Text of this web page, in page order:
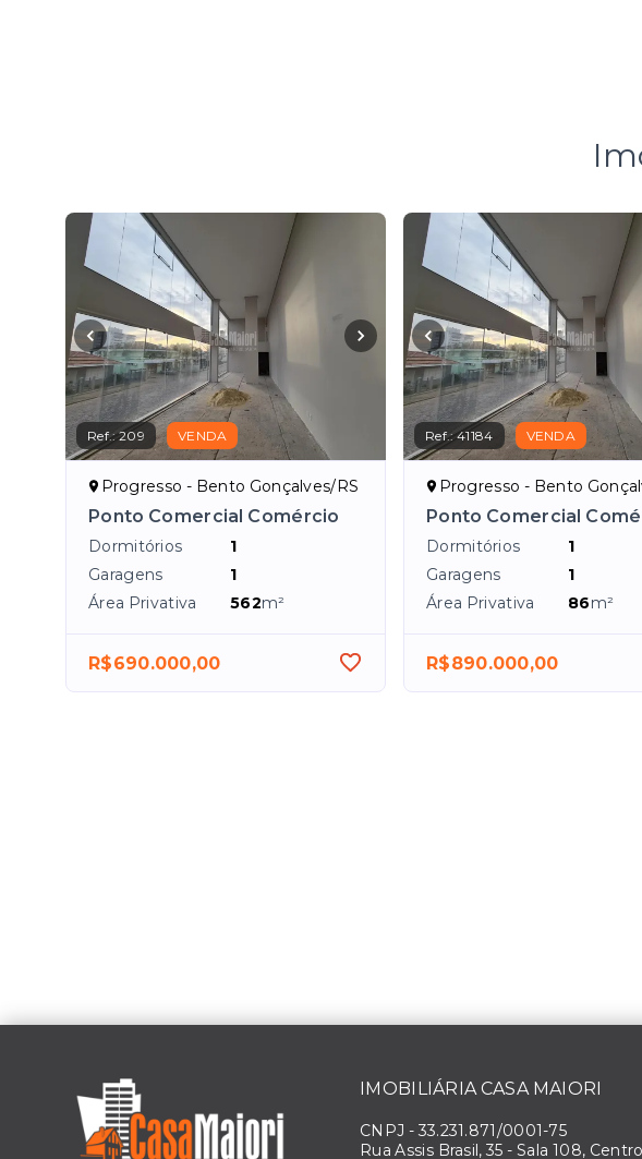
Ref.:209 VENDA
Progresso - Bento Gonçalves/RS
Ponto Comercial Comércio
Dormitórios
1
Garagens
1
Área Privativa
562m²
R$690.000,00
Ref.:41184 VENDA
Progresso - Bento
Ponto Comercial
Dormitórios
1
Garagens
1
Área Privativa
86m²
R$890.000,00
IMOBILIÁRIA CASA MAIORI
CNPJ - 33.231.871/0001-75
Rua Assis Brasil, 35 - Sala 108,